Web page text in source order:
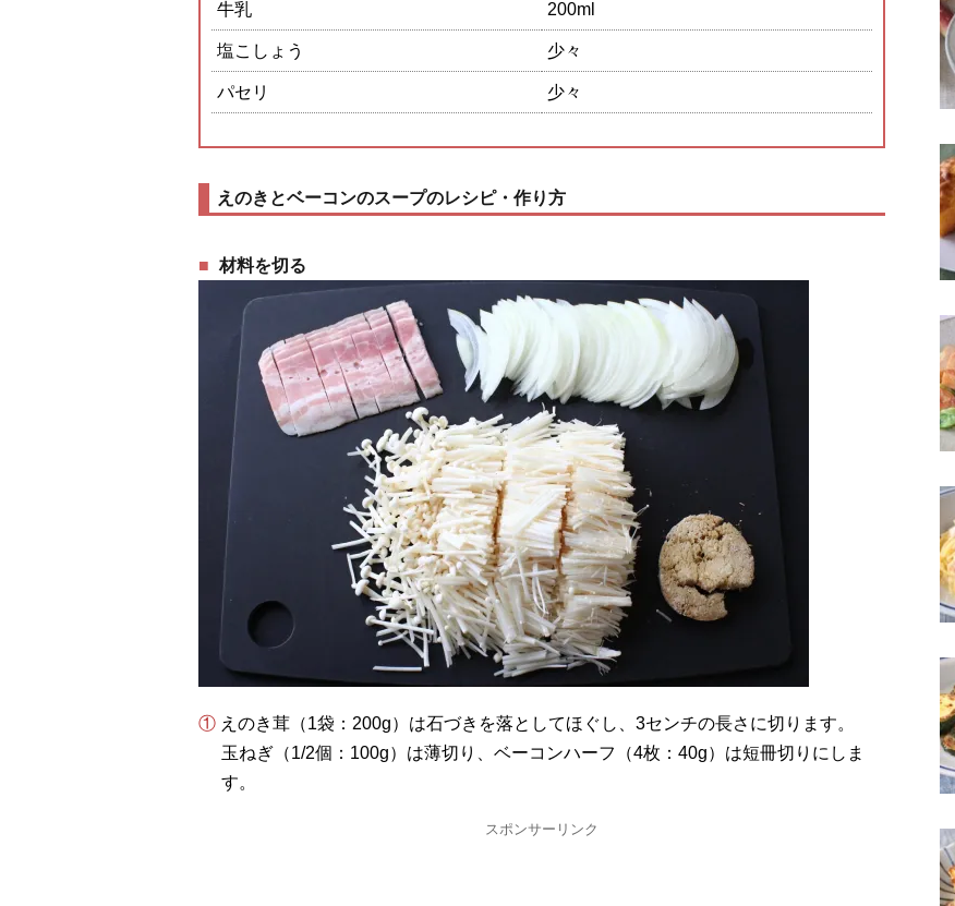
牛乳 200ml
塩こしょう 少々
パセリ 少々
えのきとベーコンのスープのレシピ・作り方
材料を切る
① えのき茸（1袋：200g）は石づきを落としてほぐし、3センチの長さに切ります。
玉ねぎ（1/2個：100g）は薄切り、ベーコンハーフ（4枚：40g）は短冊切りにしま
す。
スポンサーリンク